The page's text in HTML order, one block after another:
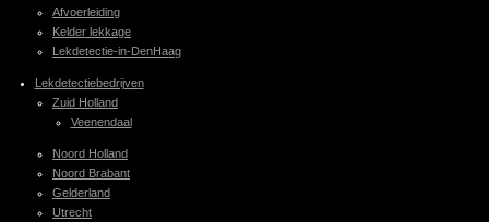
Afvoerleiding
Kelder lekkage
Lekdetectie-in-DenHaag
Lekdetectiebedrijven
Zuid Holland
Veenendaal
Noord Holland
Noord Brabant
Gelderland
Utrecht